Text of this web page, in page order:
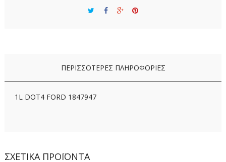
ΠΕΡΙΣΣΌΤΕΡΕΣ ΠΛΗΡΟΦΟΡΊΕΣ
1L DOT4 FORD 1847947
ΣΧΕΤΙΚΆ ΠΡΟΪΌΝΤΑ